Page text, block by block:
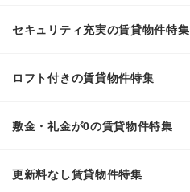
セキュリティ充実の賃貸物件特集
ロフト付きの賃貸物件特集
敷金・礼金が0の賃貸物件特集
更新料なし賃貸物件特集